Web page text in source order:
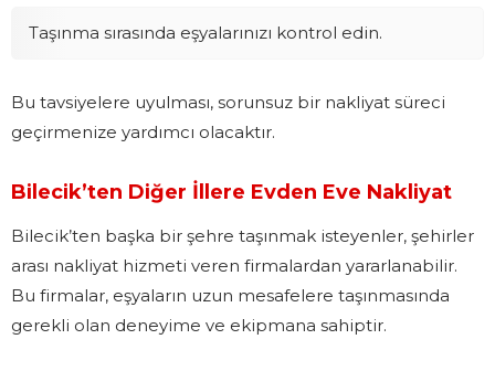
Taşınma sırasında eşyalarınızı kontrol edin.
Bu tavsiyelere uyulması, sorunsuz bir nakliyat süreci
geçirmenize yardımcı olacaktır.
Bilecik’ten Diğer İllere Evden Eve Nakliyat
Bilecik’ten başka bir şehre taşınmak isteyenler, şehirler
arası nakliyat hizmeti veren firmalardan yararlanabilir.
Bu firmalar, eşyaların uzun mesafelere taşınmasında
gerekli olan deneyime ve ekipmana sahiptir.